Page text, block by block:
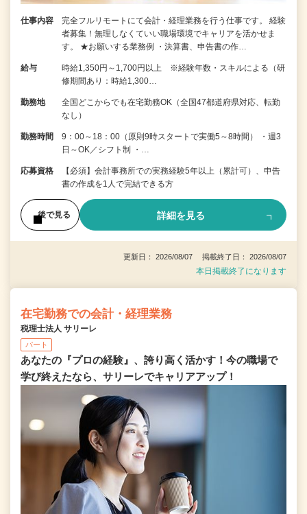
仕事内容
完全フルリモートにて会計・経理業務を行う仕事です。 経験
者募集！無理しなくていい職場環境でキャリアを活かせま
す。 ★お願いする業務例 ・決算書、申告書の作…
給与
時給1,350円～1,700円以上 ※経験年数・スキルによる（研
修期間あり：時給1,300…
勤務地
全国どこからでも在宅勤務OK（全国47都道府県対応、転勤
なし）
勤務時間
9：00～18：00（原則9時スタートで実働5～8時間） ・週3
日～OK／シフト制 ・…
応募資格
【必須】会計事務所での実務経験5年以上（累計可）、申告
書の作成を1人で完結できる方
後で見る 詳細を見る
更新日： 2026/08/07 掲載終了日： 2026/08/07
本日掲載終了になります
在宅勤務での会計・経理業務
税理士法人 サリーレ
パート
あなたの『プロの経験』、誇り高く活かす！今の職場で
学び終えたなら、サリーレでキャリアアップ！